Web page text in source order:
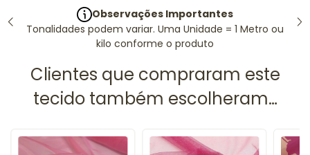
Observações Importantes
Tonalidades podem variar. Uma Unidade = 1 Metro ou
kilo conforme o produto